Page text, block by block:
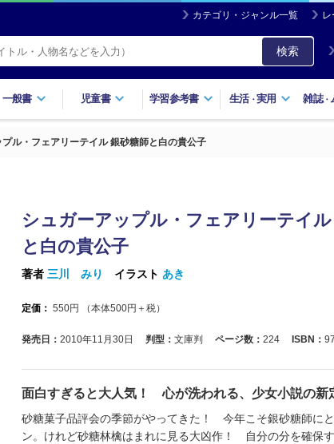
カテゴリ・ジャンル一覧 レ
検索
一般書 児童書 学習参考書 生活・実用 雑誌・
プル・フェアリーテイル 銀砂糖師と白の貴公子
シュガーアップル・フェアリーテイ
と白の貴公子
著者 三川 みり イラスト あき
定価： 550円 （本体500円＋税）
発売日： 2010年11月30日 判型： 文庫判 ページ数： 224 ISBN：
面白すぎると大人気！ 心が洗われる、少女小説の新
砂糖菓子品評会の季節がやってきた！ 今年こそ銀砂糖師に
ン。けれど砂糖林檎はまれに見る大凶作！ 自分の分を確保